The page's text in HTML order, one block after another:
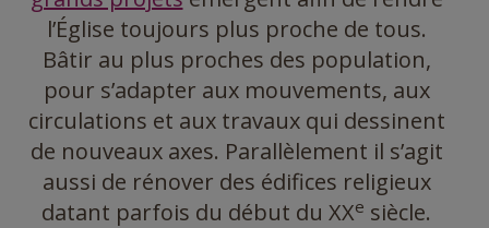
l’Église toujours plus proche de tous.
Bâtir au plus proches des population,
pour s’adapter aux mouvements, aux
circulations et aux travaux qui dessinent
de nouveaux axes. Parallèlement il s’agit
aussi de rénover des édifices religieux
datant parfois du début du XXe siècle.